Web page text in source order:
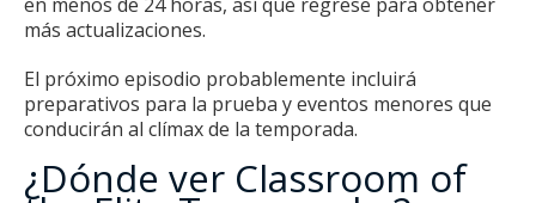
más actualizaciones.
El próximo episodio probablemente incluirá
preparativos para la prueba y eventos menores que
conducirán al clímax de la temporada.
¿Dónde ver Classroom of